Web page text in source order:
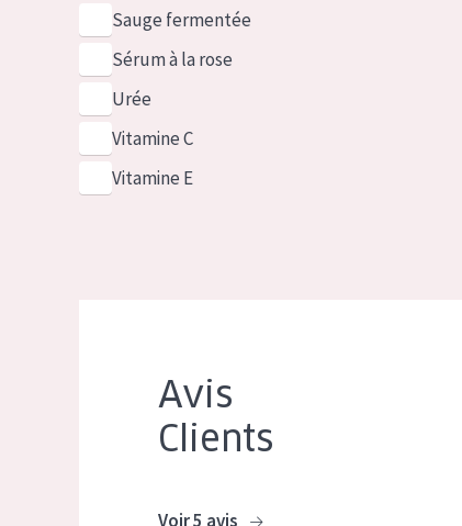
Sauge fermentée
Sérum à la rose
Urée
Vitamine C
Vitamine E
Avis
Clients
Voir 5 avis